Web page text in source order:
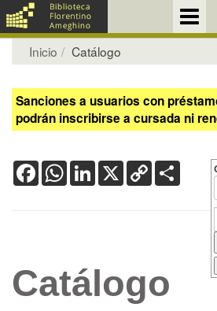
Inicio Catálogo
Sanciones a usuarios con
podrán inscribirse a cursada ni
FacebookWhatsApp
LinkedIn
X Copy
Link
Catálogo